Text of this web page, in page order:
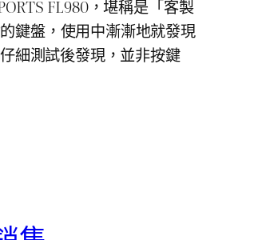
FL980，堪稱是「客製
鍵盤，使用中漸漸地就發現
細測試後發現，並非按鍵